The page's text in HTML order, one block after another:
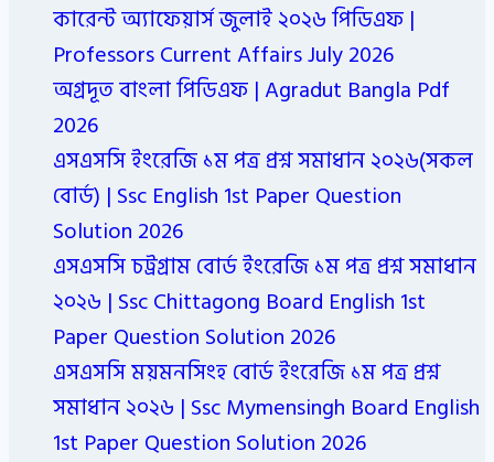
কারেন্ট অ্যাফেয়ার্স জুলাই ২০২৬ পিডিএফ |
Professors Current Affairs July 2026
অগ্রদূত বাংলা পিডিএফ | Agradut Bangla Pdf
2026
এসএসসি ইংরেজি ১ম পত্র প্রশ্ন সমাধান ২০২৬(সকল
বোর্ড) | Ssc English 1st Paper Question
Solution 2026
এসএসসি চট্রগ্রাম বোর্ড ইংরেজি ১ম পত্র প্রশ্ন সমাধান
২০২৬ | Ssc Chittagong Board English 1st
Paper Question Solution 2026
এসএসসি ময়মনসিংহ বোর্ড ইংরেজি ১ম পত্র প্রশ্ন
সমাধান ২০২৬ | Ssc Mymensingh Board English
1st Paper Question Solution 2026